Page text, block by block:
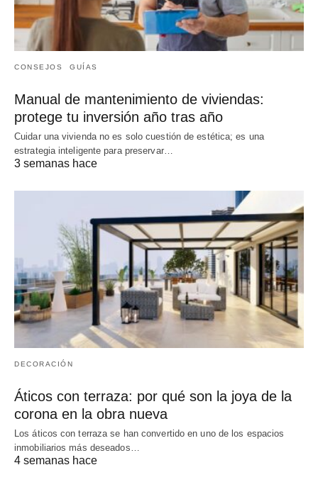
CONSEJOS GUÍAS
Manual de mantenimiento de viviendas:
protege tu inversión año tras año
Cuidar una vivienda no es solo cuestión de estética; es una
estrategia inteligente para preservar…
3 semanas hace
DECORACIÓN
Áticos con terraza: por qué son la joya de la
corona en la obra nueva
Los áticos con terraza se han convertido en uno de los espacios
inmobiliarios más deseados…
4 semanas hace